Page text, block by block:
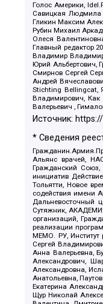
Голос Америки,
Савицкая Людмила
Гликин Максим
Рубин Михаил
Олеся
Главный редактор
Владимир
Юрий Альбертович,
Смирнов Сергей
Андрей
Stichting Bellingcat,
Владимирович, Как
Валерьевич ,
Источник:
* Сведения
Альянс врачей,
Гражданский
инициатив
Тольятти, Новое
содействия имени
Дальневосточный
Сутяжник,
организаций,
реализации
МЕМО. РУ, Институт
Сергей
Анна Валерьевна,
Александрович,
Александровна,
Анатольевна,
Екатерина
Щур Николай